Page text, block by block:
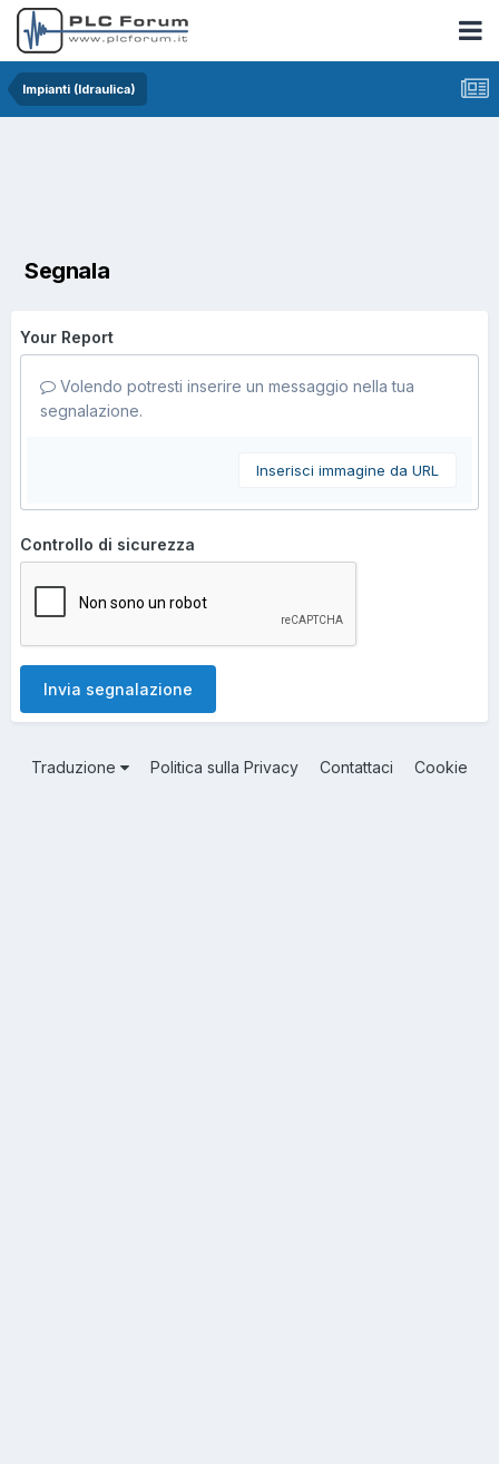
Impianti (Idraulica)
Segnala
Your Report
Volendo potresti inserire un messaggio nella tua
segnalazione.
Inserisci immagine da URL
Controllo di sicurezza
Invia segnalazione
Traduzione Politica sulla Privacy Contattaci Cookie